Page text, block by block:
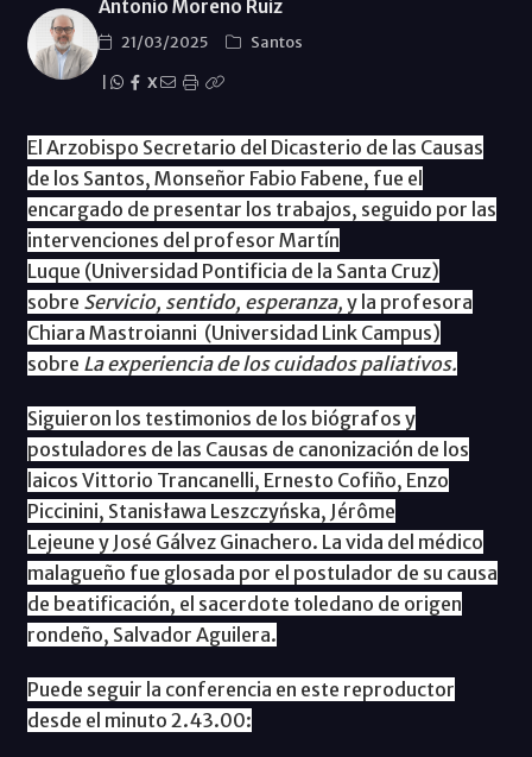
Antonio Moreno Ruiz
21/03/2025
Santos
X
El Arzobispo Secretario del Dicasterio de las Causas
de los Santos, Monseñor Fabio Fabene, fue el
encargado de presentar los trabajos, seguido por las
intervenciones del profesor Martín
Luque (Universidad Pontificia de la Santa Cruz)
sobre Servicio, sentido, esperanza, y la profesora
Chiara Mastroianni (Universidad Link Campus)
sobre La experiencia de los cuidados paliativos.
Siguieron los testimonios de los biógrafos y
postuladores de las Causas de canonización de los
laicos Vittorio Trancanelli, Ernesto Cofiño, Enzo
Piccinini, Stanisława Leszczyńska, Jérôme
Lejeune y José Gálvez Ginachero. La vida del médico
malagueño fue glosada por el postulador de su causa
de beatificación, el sacerdote toledano de origen
rondeño, Salvador Aguilera.
Puede seguir la conferencia en este reproductor
desde el minuto 2.43.00: